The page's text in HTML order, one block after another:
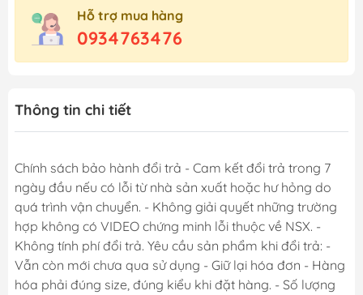
Hỗ trợ mua hàng
0934763476
Thông tin chi tiết
Chính sách bảo hành đổi trả - Cam kết đổi trả trong 7
ngày đầu nếu có lỗi từ nhà sản xuất hoặc hư hỏng do
quá trình vận chuyển. - Không giải quyết những trường
hợp không có VIDEO chứng minh lỗi thuộc về NSX. -
Không tính phí đổi trả. Yêu cầu sản phẩm khi đổi trả: -
Vẫn còn mới chưa qua sử dụng - Giữ lại hóa đơn - Hàng
hóa phải đúng size, đúng kiểu khi đặt hàng. - Số lượng